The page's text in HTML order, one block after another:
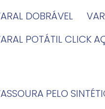
VARAL DOBRÁVEL
VARAL POTÁTIL CLICK
VASSOURA PELO